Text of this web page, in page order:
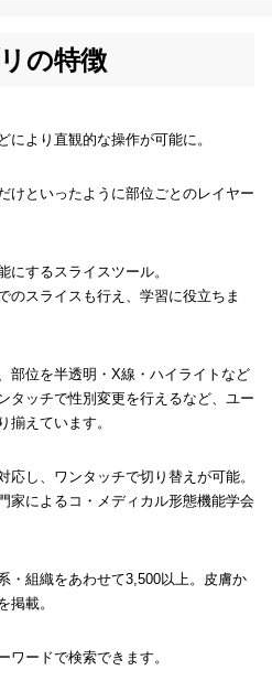
の特徴
により直観的な操作が可能に。
けといったように部位ごとのレイヤー
にするスライスツール。
のスライスも行え、学習に役立ちま
部位を半透明・X線・ハイライトなど
タッチで性別変更を行えるなど、ユー
揃えています。
応し、ワンタッチで切り替えが可能。
家によるコ・メディカル形態機能学会
・組織をあわせて3,500以上。皮膚か
掲載。
ワードで検索できます。